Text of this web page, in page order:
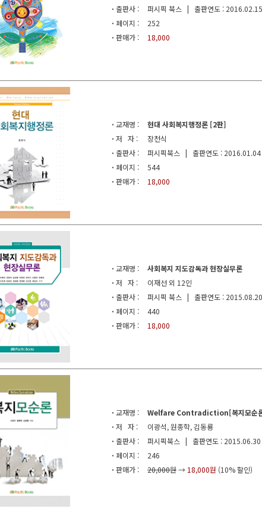
· 출판사 :
퍼시픽 북스 | 출판연도 : 2016.02.15
· 페이지 :
252
· 판매가 : 18,000
· 교재명 :
현대 사회복지행정론 [2판]
· 저 자 :
장천식
· 출판사 :
퍼시픽북스 | 출판연도 : 2016.01.04
· 페이지 :
544
· 판매가 : 18,000
· 교재명 :
사회복지 지도감독과 현장실무론
· 저 자 :
이재선 외 12인
· 출판사 :
퍼시픽 북스 | 출판연도 : 2015.08.20
· 페이지 :
440
· 판매가 : 18,000
· 교재명 :
Welfare Contradiction[복지모순
· 저 자 :
이광석, 원종학, 김동룡
· 출판사 :
퍼시픽북스 | 출판연도 : 2015.06.30
· 페이지 :
246
· 판매가 : 20,000원→ 18,000원 (10% 할인)